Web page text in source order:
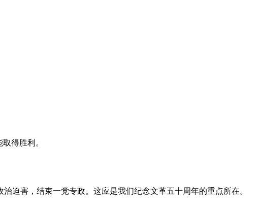
得胜利。
迫害，结束一党专政。这应是我们纪念文革五十周年的重点所在。